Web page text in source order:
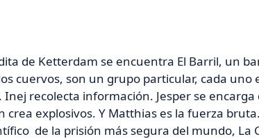
de Ketterdam se encuentra El Barril, un
cuervos, son un grupo particular, cada uno
Inej recolecta información. Jesper se
crea explosivos. Y Matthias es la fuerza
de la prisión más segura del mundo, La